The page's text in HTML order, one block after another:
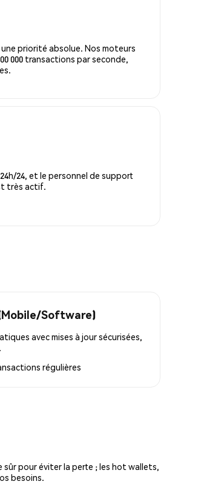
priorité absolue. Nos moteurs
000 transactions par seconde,
24, et le personnel de support
très actif.
Software)
avec mises à jour sécurisées,
régulières
pour éviter la perte ; les hot wallets,
besoins.